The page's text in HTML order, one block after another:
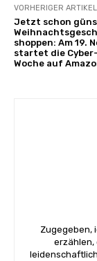
VORHERIGER ARTIKEL
Jetzt schon
shoppen: Am 19.
startet die
Woche auf
Zugegeben,
erzählen,